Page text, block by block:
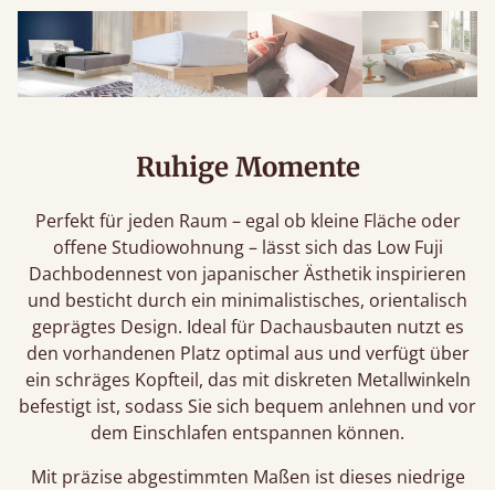
Ruhige Momente
Perfekt für jeden Raum – egal ob kleine Fläche oder
offene Studiowohnung – lässt sich das Low Fuji
Dachbodennest von japanischer Ästhetik inspirieren
und besticht durch ein minimalistisches, orientalisch
geprägtes Design. Ideal für Dachausbauten nutzt es
den vorhandenen Platz optimal aus und verfügt über
ein schräges Kopfteil, das mit diskreten Metallwinkeln
befestigt ist, sodass Sie sich bequem anlehnen und vor
dem Einschlafen entspannen können.
Mit präzise abgestimmten Maßen ist dieses niedrige